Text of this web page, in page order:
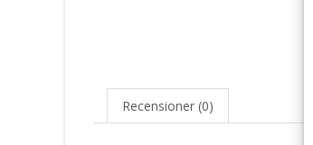
Recensioner (0)